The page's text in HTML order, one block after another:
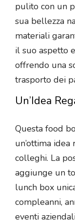
pulito con un
sua bellezza
materiali
il suo aspetto
offrendo una
trasporto dei
Un’Idea
Questa food
un’ottima
colleghi. La
aggiunge un
lunch box
compleanni,
eventi